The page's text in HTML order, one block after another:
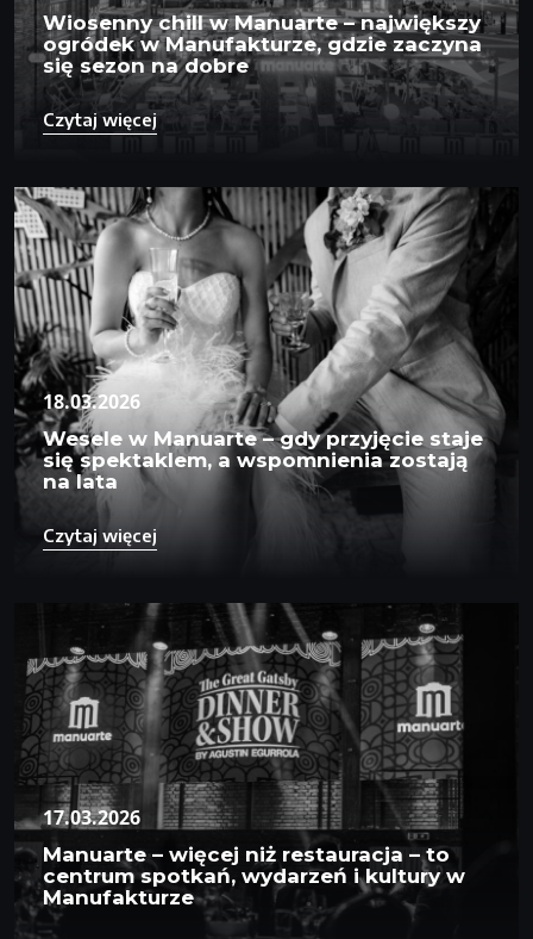
Wiosenny chill w Manuarte – największy
ogródek w Manufakturze, gdzie zaczyna
się sezon na dobre
Czytaj więcej
18.03.2026
Wesele w Manuarte – gdy przyjęcie staje
się spektaklem, a wspomnienia zostają
na lata
Czytaj więcej
17.03.2026
Manuarte – więcej niż restauracja – to
centrum spotkań, wydarzeń i kultury w
Manufakturze